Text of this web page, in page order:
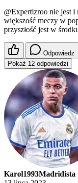
@Expertizroo nie jest i
większość meczy w
przyszłość jest w
Odpowiedz
Pokaż 12 odpowiedzi
Karol1993Madridista